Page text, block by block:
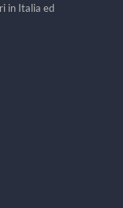
in Italia ed